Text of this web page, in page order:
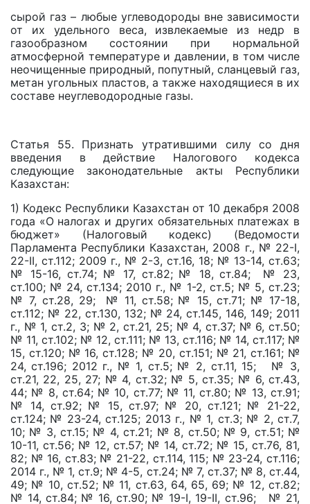
сырой газ – любые углеводороды вне зависимости
от их удельного веса, извлекаемые из недр в
газообразном состоянии при нормальной
атмосферной температуре и давлении, в том числе
неочищенные природный, попутный, сланцевый газ,
метан угольных пластов, а также находящиеся в их
составе неуглеводородные газы.
Статья 55. Признать утратившими силу со дня
введения в действие Налогового кодекса
следующие законодательные акты Республики
Казахстан:
1) Кодекс Республики Казахстан от 10 декабря 2008
года «О налогах и других обязательных платежах в
бюджет» (Налоговый кодекс) (Ведомости
Парламента Республики Казахстан, 2008 г., № 22-I,
22-II, ст.112; 2009 г., № 2-3, ст.16, 18; № 13-14, ст.63;
№ 15-16, ст.74; № 17, ст.82; № 18, ст.84; № 23,
ст.100; № 24, ст.134; 2010 г., № 1-2, ст.5; № 5, ст.23;
№ 7, ст.28, 29; № 11, ст.58; № 15, ст.71; № 17-18,
ст.112; № 22, ст.130, 132; № 24, ст.145, 146, 149; 2011
г., № 1, ст.2, 3; № 2, ст.21, 25; № 4, ст.37; № 6, ст.50;
№ 11, ст.102; № 12, ст.111; № 13, ст.116; № 14, ст.117; №
15, ст.120; № 16, ст.128; № 20, ст.151; № 21, ст.161; №
24, ст.196; 2012 г., № 1, ст.5; № 2, ст.11, 15; № 3,
ст.21, 22, 25, 27; № 4, ст.32; № 5, ст.35; № 6, ст.43,
44; № 8, ст.64; № 10, ст.77; № 11, ст.80; № 13, ст.91;
№ 14, ст.92; № 15, ст.97; № 20, ст.121; № 21-22,
ст.124; № 23-24, ст.125; 2013 г., № 1, ст.3; № 2, ст.7,
10; № 3, ст.15; № 4, ст.21; № 8, ст.50; № 9, ст.51; №
10-11, ст.56; № 12, ст.57; № 14, ст.72; № 15, ст.76, 81,
82; № 16, ст.83; № 21-22, ст.114, 115; № 23-24, ст.116;
2014 г., № 1, ст.9; № 4-5, ст.24; № 7, ст.37; № 8, ст.44,
49; № 10, ст.52; № 11, ст.63, 64, 65, 69; № 12, ст.82;
№ 14, ст.84; № 16, ст.90; № 19-I, 19-II, ст.96; № 21,